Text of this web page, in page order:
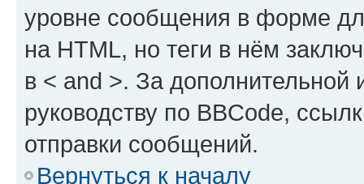
уровне сообщения в форме
на HTML, но теги в нём
в < and >. За
руководству по BBCode,
отправки сообщений.
Вернуться к началу